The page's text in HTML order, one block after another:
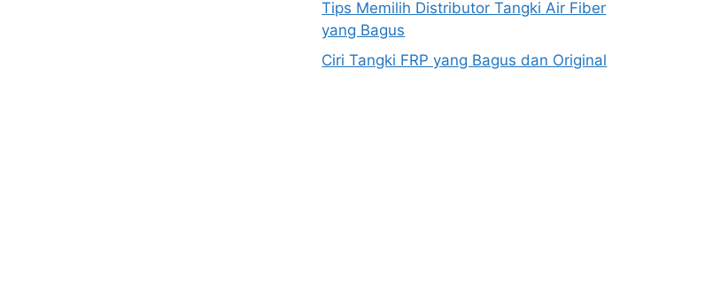
Tips Memilih Distributor Tangki Air Fiber
yang Bagus
Ciri Tangki FRP yang Bagus dan Original